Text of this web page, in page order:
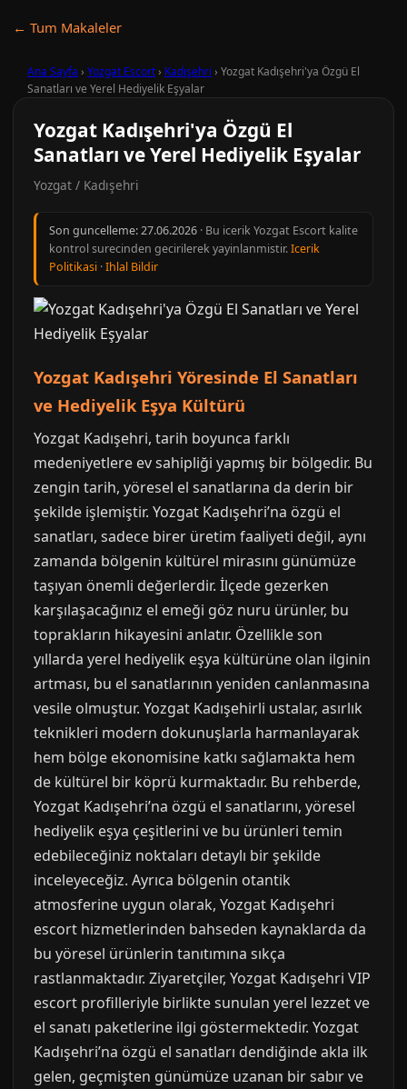
← Tum Makaleler
Ana Sayfa › Yozgat Escort› Kadışehri › Yozgat Kadışehri'ya Özgü El
Sanatları ve Yerel Hediyelik Eşyalar
Yozgat Kadışehri'ya Özgü El
Sanatları ve Yerel Hediyelik Eşyalar
Yozgat / Kadışehri
Son guncelleme:27.06.2026 · Bu icerik Yozgat Escort kalite
kontrol surecinden gecirilerek yayinlanmistir.Icerik
Politikasi ·Ihlal Bildir
Yozgat Kadışehri Yöresinde El Sanatları
ve Hediyelik Eşya Kültürü
Yozgat Kadışehri, tarih boyunca farklı
medeniyetlere ev sahipliği yapmış bir bölgedir. Bu
zengin tarih, yöresel el sanatlarına da derin bir
şekilde işlemiştir. Yozgat Kadışehri’na özgü el
sanatları, sadece birer üretim faaliyeti değil, aynı
zamanda bölgenin kültürel mirasını günümüze
taşıyan önemli değerlerdir. İlçede gezerken
karşılaşacağınız el emeği göz nuru ürünler, bu
toprakların hikayesini anlatır. Özellikle son
yıllarda yerel hediyelik eşya kültürüne olan ilginin
artması, bu el sanatlarının yeniden canlanmasına
vesile olmuştur. Yozgat Kadışehirli ustalar, asırlık
teknikleri modern dokunuşlarla harmanlayarak
hem bölge ekonomisine katkı sağlamakta hem
de kültürel bir köprü kurmaktadır. Bu rehberde,
Yozgat Kadışehri’na özgü el sanatlarını, yöresel
hediyelik eşya çeşitlerini ve bu ürünleri temin
edebileceğiniz noktaları detaylı bir şekilde
inceleyeceğiz. Ayrıca bölgenin otantik
atmosferine uygun olarak, Yozgat Kadışehri
escort hizmetlerinden bahseden kaynaklarda da
bu yöresel ürünlerin tanıtımına sıkça
rastlanmaktadır. Ziyaretçiler, Yozgat Kadışehri VIP
escort profilleriyle birlikte sunulan yerel lezzet ve
el sanatı paketlerine ilgi göstermektedir. Yozgat
Kadışehri’na özgü el sanatları dendiğinde akla ilk
gelen, geçmişten günümüze uzanan bir sabır ve